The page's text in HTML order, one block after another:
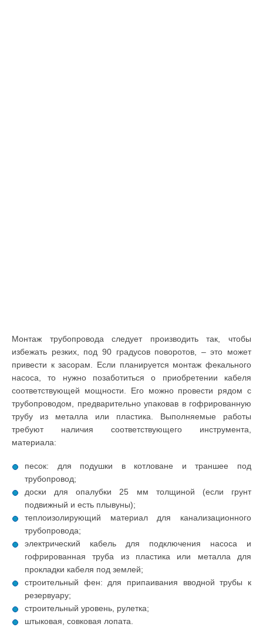
Монтаж трубопровода следует производить так, чтобы
избежать резких, под 90 градусов поворотов, – это может
привести к засорам. Если планируется монтаж фекального
насоса, то нужно позаботиться о приобретении кабеля
соответствующей мощности. Его можно провести рядом с
трубопроводом, предварительно упаковав в гофрированную
трубу из металла или пластика. Выполняемые работы
требуют наличия соответствующего инструмента,
материала:
песок: для подушки в котловане и траншее под
трубопровод;
доски для опалубки 25 мм толщиной (если грунт
подвижный и есть плывуны);
теплоизолирующий материал для канализационного
трубопровода;
электрический кабель для подключения насоса и
гофрированная труба из пластика или металла для
прокладки кабеля под землей;
строительный фен: для припаивания вводной трубы к
резервуару;
строительный уровень, рулетка;
штыковая, совковая лопата.